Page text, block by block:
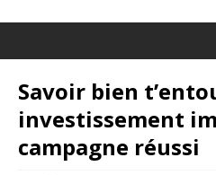
Savoir bien
investissement
campagne réussi